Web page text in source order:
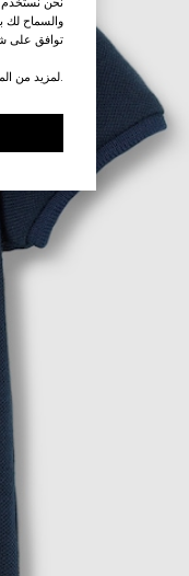
والسماح لك
توافق على
.لمزيد من